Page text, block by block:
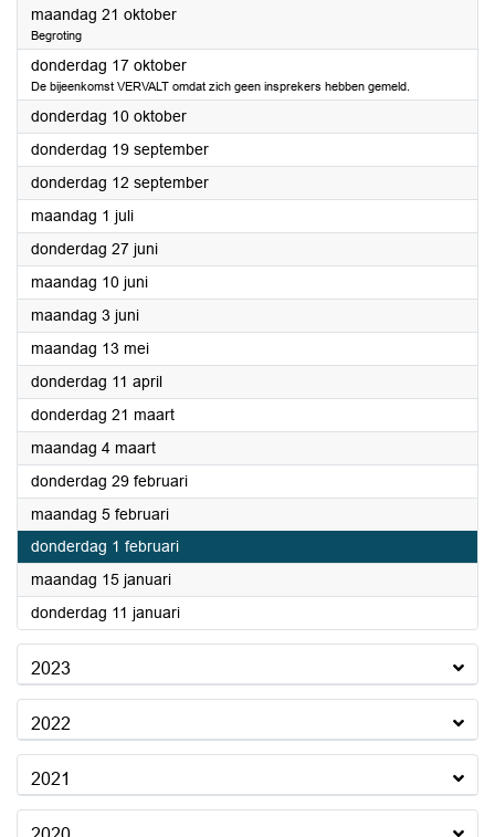
maandag 21 oktober2024
Begroting
donderdag 17 oktober2024
De bijeenkomst VERVALT omdat zich geen insprekers hebben gemeld.
donderdag 10 oktober2024
donderdag 19 september2024
donderdag 12 september2024
maandag 1 juli2024
donderdag 27 juni2024
maandag 10 juni2024
maandag 3 juni2024
maandag 13 mei2024
donderdag 11 april2024
donderdag 21 maart2024
maandag 4 maart2024
donderdag 29 februari2024
maandag 5 februari2024
donderdag 1 februari2024
maandag 15 januari2024
donderdag 11 januari2024
2023
2022
2021